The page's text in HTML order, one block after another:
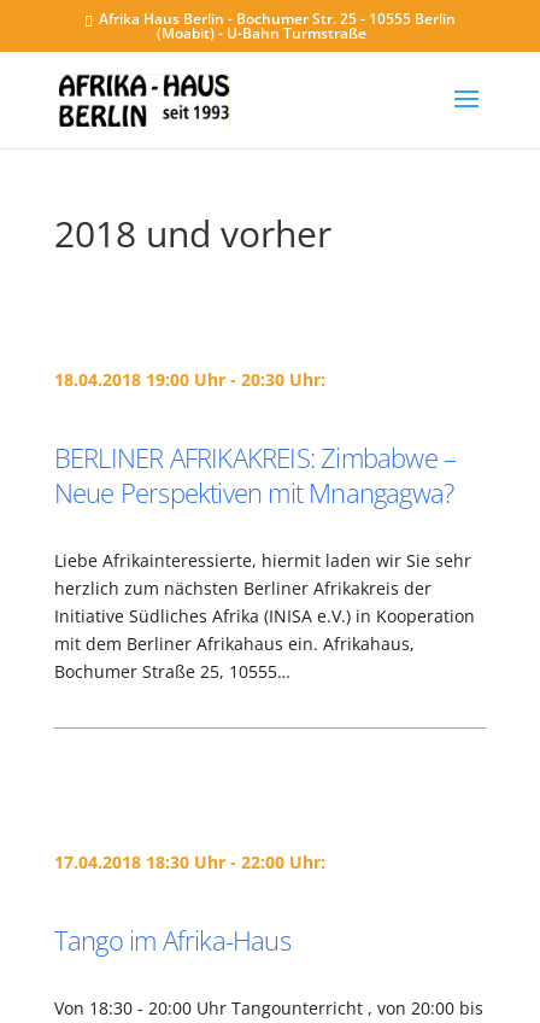
Afrika Haus Berlin - Bochumer Str. 25 - 10555 Berlin
(Moabit) - U-Bahn Turmstraße
2018 und vorher
18.04.2018 19:00 Uhr - 20:30 Uhr:
BERLINER AFRIKAKREIS: Zimbabwe –
Neue Perspektiven mit Mnangagwa?
Liebe Afrikainteressierte, hiermit laden wir Sie sehr
herzlich zum nächsten Berliner Afrikakreis der
Initiative Südliches Afrika (INISA e.V.) in Kooperation
mit dem Berliner Afrikahaus ein. Afrikahaus,
Bochumer Straße 25, 10555…
17.04.2018 18:30 Uhr - 22:00 Uhr:
Tango im Afrika-Haus
Von 18:30 - 20:00 Uhr Tangounterricht , von 20:00 bis